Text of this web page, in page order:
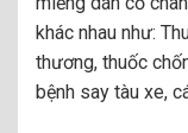
khác nhau như:
thương, thuốc
bệnh say tàu xe,